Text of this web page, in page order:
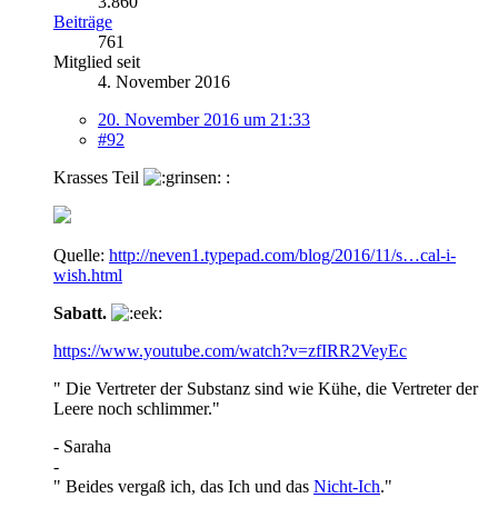
Beiträge
761
Mitglied seit
4. November 2016
20. November 2016 um 21:33
#92
Krasses Teil
:
Quelle: http://neven1.typepad.com/blog/2016/11/s…cal-i-
wish.html
Sabatt.
https://www.youtube.com/watch?v=zfIRR2VeyEc
" Die Vertreter der Substanz sind wie Kühe, die Vertreter der
Leere noch schlimmer."
- Saraha
-
" Beides vergaß ich, das Ich und das Nicht-Ich."